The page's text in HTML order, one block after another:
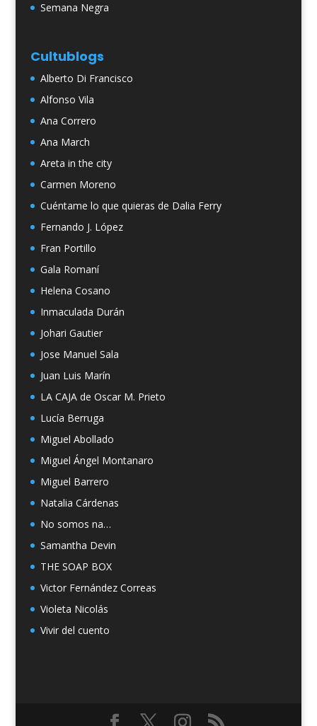
Semana Negra
Cultublogs
Alberto Di Francisco
Alfonso Vila
Ana Correro
Ana March
Areta in the city
Carmen Moreno
Cuéntame lo que quieras de Dalia Ferry
Fernando J. López
Fran Portillo
Gala Romaní
Helena Cosano
Inmaculada Durán
Johari Gautier
Jose Manuel Sala
Juan Luis Marín
LA CAJA de Oscar M. Prieto
Lucía Berruga
Miguel Abollado
Miguel Ángel Montanaro
Miguel Barrero
Natalia Cárdenas
No somos na…
Samantha Devin
THE SOAP BOX
Victor Fernández Correas
Violeta Nicolás
Vivir del cuento